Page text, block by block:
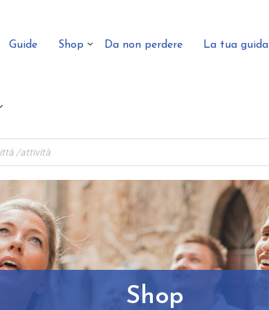
Guide Shop Da non perdere La tua guida
Shop